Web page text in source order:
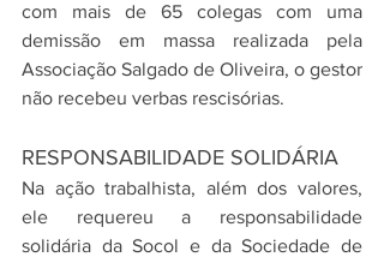
com mais de 65 colegas com uma
demissão em massa realizada pela
Associação Salgado de Oliveira, o gestor
não recebeu verbas rescisórias.
RESPONSABILIDADE SOLIDÁRIA
Na ação trabalhista, além dos valores,
ele requereu a responsabilidade
solidária da Socol e da Sociedade de